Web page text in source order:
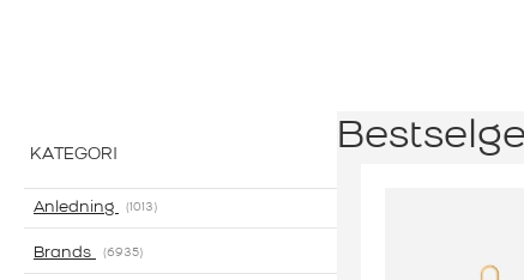
KATEGORI
Anledning 1013
Brands 6935